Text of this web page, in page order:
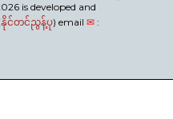
is developed and
နိုင်တင်ညွန့်ပု) email ✉: